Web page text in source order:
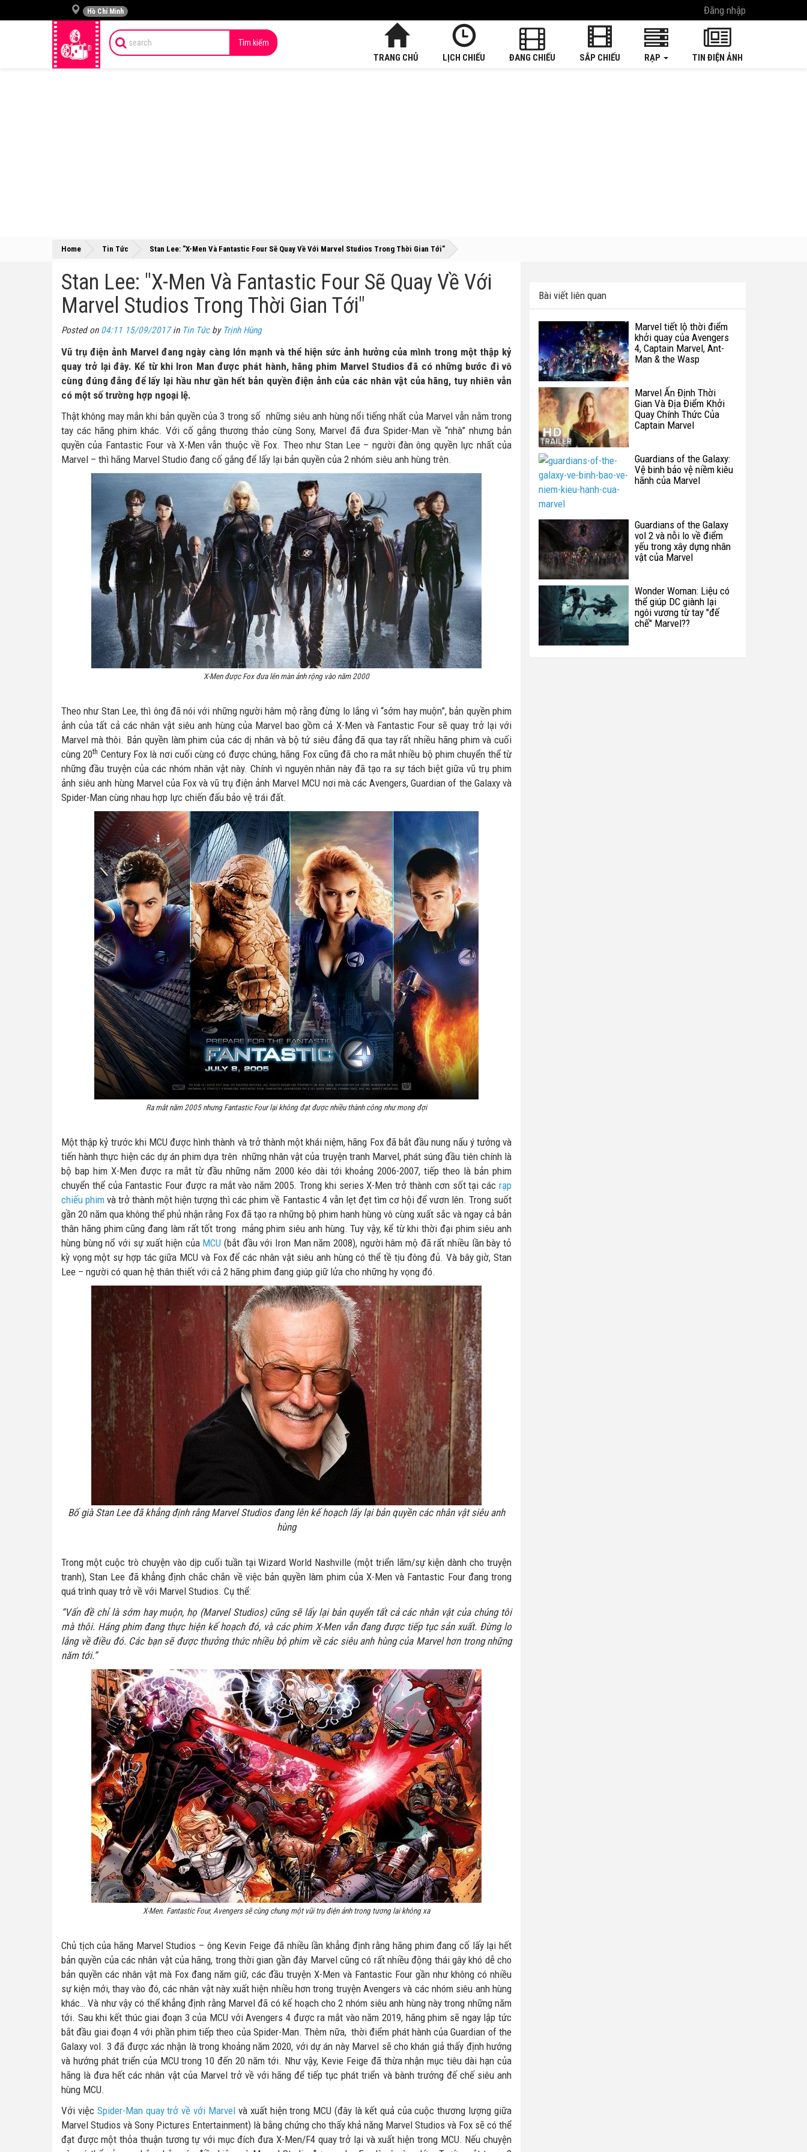
Hồ Chí Minh Đăng nhập
Tìm kiếm
TRANG CHỦ LỊCH CHIẾU ĐANG CHIẾU SẮP CHIẾU RẠP TIN ĐIỆN ẢNH
Home »
Tin Tức »
Stan Lee: "X-Men Và Fantastic Four Sẽ Quay Về Với Marvel Studios Trong Thời Gian Tới"
Stan Lee: "X-Men Và Fantastic Four Sẽ Quay Về Với
Marvel Studios Trong Thời Gian Tới"
Posted on 04:11 15/09/2017in Tin Tứcby Trịnh Hùng
Vũ trụ điện ảnh Marvel đang ngày càng lớn mạnh và thể hiện sức ảnh hưởng của mình trong một thập kỷ
quay trở lại đây. Kể từ khi Iron Man được phát hành, hãng phim Marvel Studios đã có những bước đi vô
cùng đúng đắng để lấy lại hầu như gần hết bản quyền điện ảnh của các nhân vật của hãng, tuy nhiên vẫn
có một số trường hợp ngoại lệ.
Thật không may mắn khi bản quyền của 3 trong số những siêu anh hùng nổi tiếng nhất của Marvel vẫn nằm trong
tay các hãng phim khác. Với cố gắng thương thảo cùng Sony, Marvel đã đưa Spider-Man về “nhà” nhưng bản
quyền của Fantastic Four và X-Men vẫn thuộc về Fox. Theo như Stan Lee – người đàn ông quyền lực nhất của
Marvel – thì hãng Marvel Studio đang cố gắng để lấy lại bản quyền của 2 nhóm siêu anh hùng trên.
X-Men được Fox đưa lên màn ảnh rộng vào năm 2000
Theo như Stan Lee, thì ông đã nói với những người hâm mộ rằng đừng lo lắng vì “sớm hay muộn”, bản quyền phim
ảnh của tất cả các nhân vật siêu anh hùng của Marvel bao gồm cả X-Men và Fantastic Four sẽ quay trở lại với
Marvel mà thôi. Bản quyền làm phim của các dị nhân và bộ tứ siêu đẳng đã qua tay rất nhiều hãng phim và cuối
cùng 20th Century Fox là nơi cuối cùng có được chúng, hãng Fox cũng đã cho ra mắt nhiều bộ phim chuyển thể từ
những đầu truyện của các nhóm nhân vật này. Chính vì nguyên nhân này đã tạo ra sự tách biệt giữa vũ trụ phim
ảnh siêu anh hùng Marvel của Fox và vũ trụ điện ảnh Marvel MCU nơi mà các Avengers, Guardian of the Galaxy và
Spider-Man cùng nhau hợp lực chiến đấu bảo vệ trái đất.
Ra mắt năm 2005 nhưng Fantastic Four lại không đạt được nhiều thành công như mong đợi
Một thập kỷ trước khi MCU được hình thành và trở thành một khái niệm, hãng Fox đã bắt đầu nung nấu ý tưởng và
tiến hành thực hiện các dự án phim dựa trên những nhân vật của truyện tranh Marvel, phát súng đầu tiên chính là
bộ bap him X-Men được ra mắt từ đầu những năm 2000 kéo dài tới khoảng 2006-2007, tiếp theo là bản phim
chuyển thể của Fantastic Four được ra mắt vào năm 2005. Trong khi series X-Men trở thành cơn sốt tại các rạp
chiếu phim và trở thành một hiện tượng thì các phim về Fantastic 4 vẫn lẹt đẹt tìm cơ hội để vươn lên. Trong suốt
gần 20 năm qua không thể phủ nhận rằng Fox đã tạo ra những bộ phim hanh hùng vô cùng xuất sắc và ngay cả bản
thân hãng phim cũng đang làm rất tốt trong mảng phim siêu anh hùng. Tuy vậy, kể từ khi thời đại phim siêu anh
hùng bùng nổ với sự xuất hiện của MCU (bắt đầu với Iron Man năm 2008), người hâm mộ đã rất nhiều lần bày tỏ
kỳ vọng một sự hợp tác giữa MCU và Fox để các nhân vật siêu anh hùng có thể tề tịu đông đủ. Và bây giờ, Stan
Lee – người có quan hệ thân thiết với cả 2 hãng phim đang giúp giữ lửa cho những hy vọng đó.
Bố già Stan Lee đã khẳng định rằng Marvel Studios đang lên kế hoạch lấy lại bản quyền các nhân vật siêu anh
hùng
Trong một cuộc trò chuyện vào dịp cuối tuần tại Wizard World Nashville (một triển lãm/sự kiện dành cho truyện
tranh), Stan Lee đã khẳng định chắc chắn về việc bản quyền làm phim của X-Men và Fantastic Four đang trong
quá trình quay trở về với Marvel Studios. Cụ thể:
“Vấn đề chỉ là sớm hay muộn, họ (Marvel Studios) cũng sẽ lấy lại bản quyển tất cả các nhân vật của chúng tôi
mà thôi. Háng phim đang thực hiện kế hoạch đó, và các phim X-Men vẫn đang được tiếp tục sản xuất. Đừng lo
lắng về điều đó. Các bạn sẽ được thưởng thức nhiều bộ phim về các siêu anh hùng của Marvel hơn trong những
năm tới.”
X-Men. Fantastic Four, Avengers sẽ cùng chung một vũi trụ điện ảnh trong tương lai không xa
Chủ tịch của hãng Marvel Studios – ông Kevin Feige đã nhiều lần khẳng định rằng hãng phim đang cố lấy lại hết
bản quyền của các nhân vật của hãng, trong thời gian gần đây Marvel cũng có rất nhiều động thái gây khó dễ cho
bản quyền các nhân vật mà Fox đang năm giữ, các đầu truyện X-Men và Fantastic Four gần như không có nhiều
sự kiện mới, thay vào đó, các nhân vật này xuất hiện nhiều hơn trong truyện Avengers và các nhóm siêu anh hùng
khác… Và như vậy có thể khẳng định rằng Marvel đã có kế hoạch cho 2 nhóm siêu anh hùng này trong những năm
tới. Sau khi kết thúc giai đoạn 3 của MCU với Avengers 4 được ra mắt vào năm 2019, hãng phim sẽ ngay lập tức
bắt đầu giai đoạn 4 với phần phim tiếp theo của Spider-Man. Thêm nữa, thời điểm phát hành của Guardian of the
Galaxy vol. 3 đã được xác nhận là trong khoảng năm 2020, với dự án này Marvel sẽ cho khán giả thấy định hướng
và hướng phát triển của MCU trong 10 đến 20 năm tới. Như vậy, Kevie Feige đã thừa nhận mục tiêu dài hạn của
hãng là đưa hết các nhân vật của Marvel trở về với hãng để tiếp tục phát triển và bành trướng đế chế siêu anh
hùng MCU.
Với việc Spider-Man quay trở về với Marvel và xuất hiện trong MCU (đây là kết quả của cuộc thương lượng giữa
Marvel Studios và Sony Pictures Entertainment) là bằng chứng cho thấy khả năng Marvel Studios và Fox sẽ có thể
đạt được một thỏa thuận tương tự với mục đích đưa X-Men/F4 quay trở lại và xuất hiện trong MCU. Nếu chuyện
Bài viết liên quan
Marvel tiết lộ thời điểm
khởi quay của Avengers
4, Captain Marvel, Ant-
Man & the Wasp
Marvel Ấn Định Thời
Gian Và Địa Điểm Khởi
Quay Chính Thức Của
Captain Marvel
Guardians of the Galaxy:
Vệ binh bảo vệ niềm kiêu
hãnh của Marvel
Guardians of the Galaxy
vol 2 và nỗi lo về điểm
yếu trong xây dựng nhân
vật của Marvel
Wonder Woman: Liệu có
thể giúp DC giành lại
ngôi vương từ tay "đế
chế" Marvel??